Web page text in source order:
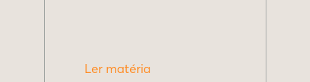
Ler matéria